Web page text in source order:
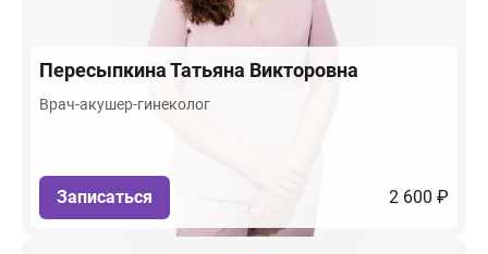
ПересыпкинаТатьяна Викторовна
Врач-акушер-гинеколог
Записаться 2 600 ₽